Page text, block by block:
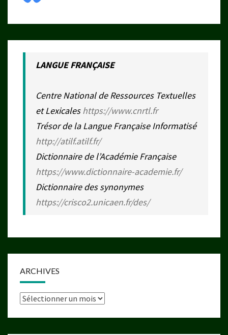
LANGUE FRANÇAISE
Centre National de Ressources Textuelles
et Lexicales https://www.cnrtl.fr
Trésor de la Langue Française Informatisé
http://atilf.atilf.fr/
Dictionnaire de l’Académie Française
https://www.dictionnaire-academie.fr/
Dictionnaire des synonymes
https://crisco2.unicaen.fr/des/
ARCHIVES
Archives